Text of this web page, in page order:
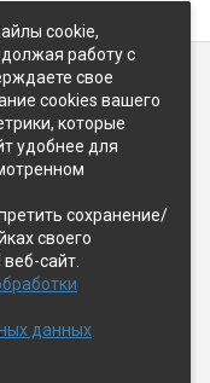
шоссе, д.5
cookie,
работу с
свое
cookies вашего
которые
удобнее для
сохранение/
своего
сайт.
данных